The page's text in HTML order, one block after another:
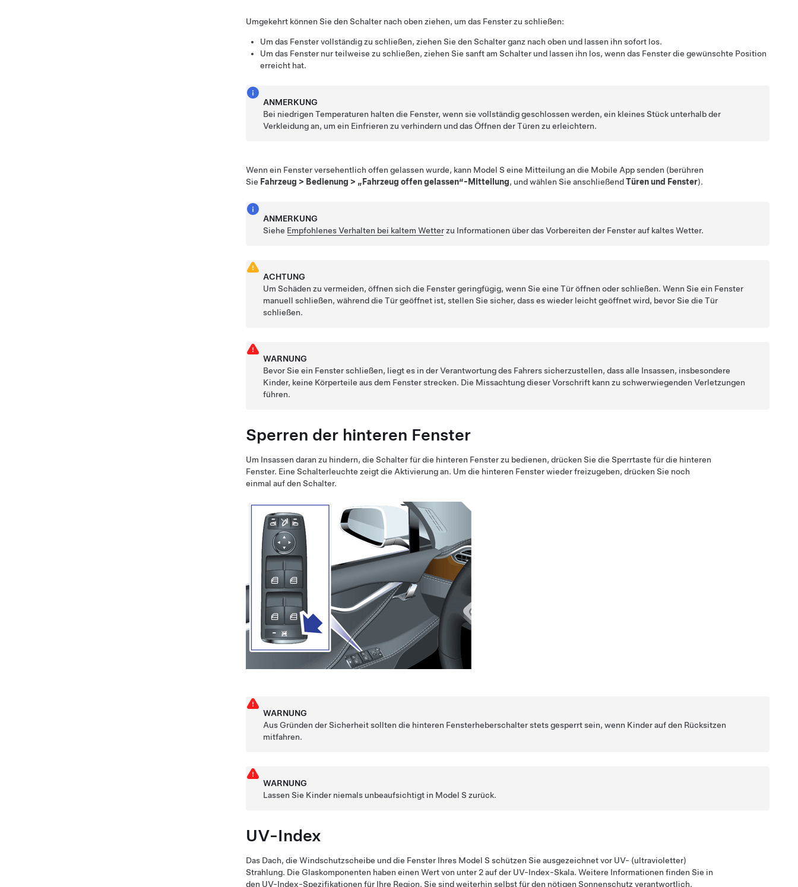
Umgekehrt können Sie den Schalter nach oben ziehen, um das Fenster zu schließen:
Um das Fenster vollständig zu schließen, ziehen Sie den Schalter ganz nach oben und lassen ihn sofort los.
Um das Fenster nur teilweise zu schließen, ziehen Sie sanft am Schalter und lassen ihn los, wenn das Fenster die gewünschte Position
erreicht hat.
ANMERKUNG
Bei niedrigen Temperaturen halten die Fenster, wenn sie vollständig geschlossen werden, ein kleines Stück unterhalb der
Verkleidung an, um ein Einfrieren zu verhindern und das Öffnen der Türen zu erleichtern.
Wenn ein Fenster versehentlich offen gelassen wurde, kann Model S eine Mitteilung an die Mobile App senden (berühren
Sie Fahrzeug > Bedienung > „Fahrzeug offen gelassen“-Mitteilung, und wählen Sie anschließendTüren und Fenster).
ANMERKUNG
Siehe Empfohlenes Verhalten bei kaltem Wetterzu Informationen über das Vorbereiten der Fenster auf kaltes Wetter.
ACHTUNG
Um Schäden zu vermeiden, öffnen sich die Fenster geringfügig, wenn Sie eine Tür öffnen oder schließen. Wenn Sie ein Fenster
manuell schließen, während die Tür geöffnet ist, stellen Sie sicher, dass es wieder leicht geöffnet wird, bevor Sie die Tür
schließen.
WARNUNG
Bevor Sie ein Fenster schließen, liegt es in der Verantwortung des Fahrers sicherzustellen, dass alle Insassen, insbesondere
Kinder, keine Körperteile aus dem Fenster strecken. Die Missachtung dieser Vorschrift kann zu schwerwiegenden Verletzungen
führen.
Sperren der hinteren Fenster
Um Insassen daran zu hindern, die Schalter für die hinteren Fenster zu bedienen, drücken Sie die Sperrtaste für die hinteren
Fenster. Eine Schalterleuchte zeigt die Aktivierung an. Um die hinteren Fenster wieder freizugeben, drücken Sie noch
einmal auf den Schalter.
WARNUNG
Aus Gründen der Sicherheit sollten die hinteren Fensterheberschalter stets gesperrt sein, wenn Kinder auf den Rücksitzen
mitfahren.
WARNUNG
Lassen Sie Kinder niemals unbeaufsichtigt in Model S zurück.
UV-Index
Das Dach, die Windschutzscheibe und die Fenster Ihres Model S schützen Sie ausgezeichnet vor UV- (ultravioletter)
Strahlung. Die Glaskomponenten haben einen Wert von unter 2 auf der UV-Index-Skala. Weitere Informationen finden Sie in
den UV-Index-Spezifikationen für Ihre Region. Sie sind weiterhin selbst für den nötigen Sonnenschutz verantwortlich.